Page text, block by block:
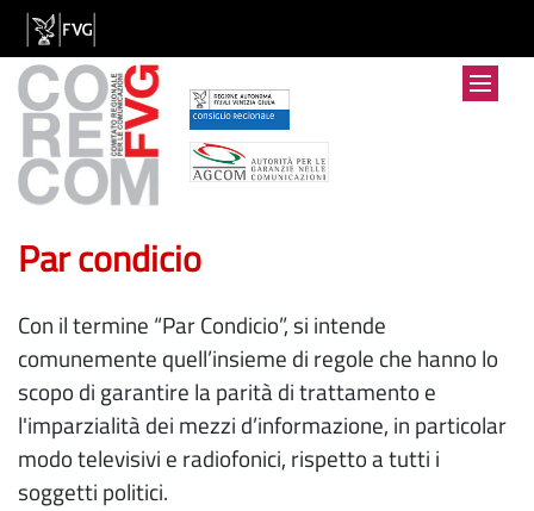
Par condicio
Con il termine “Par Condicio”, si intende
comunemente quell’insieme di regole che hanno lo
scopo di garantire la parità di trattamento e
l'imparzialità dei mezzi d’informazione, in particolar
modo televisivi e radiofonici, rispetto a tutti i
soggetti politici.